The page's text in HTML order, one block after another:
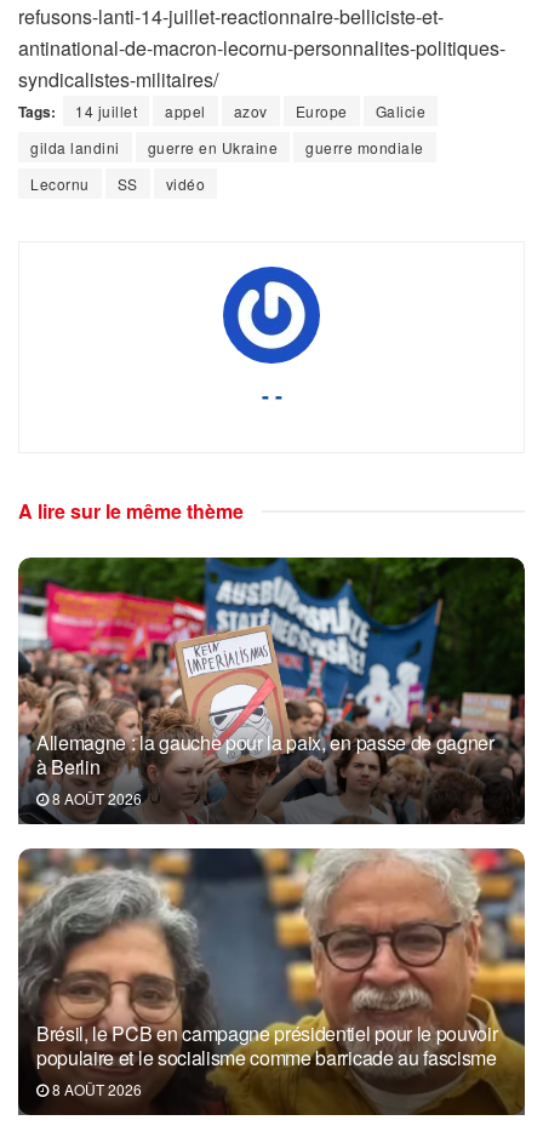
refusons-lanti-14-juillet-reactionnaire-belliciste-et-
antinational-de-macron-lecornu-personnalites-politiques-
syndicalistes-militaires/
Tags: 14 juillet appel azov Europe
Galicie
gilda landini
guerre en Ukraine
guerre mondiale
Lecornu
SS vidéo
- -
A lire sur le même thème
Allemagne : la gauche pour la paix, en passe de gagner
à Berlin
8 AOÛT 2026
Brésil, le PCB en campagne présidentiel pour le pouvoir
populaire et le socialisme comme barricade au fascisme
8 AOÛT 2026